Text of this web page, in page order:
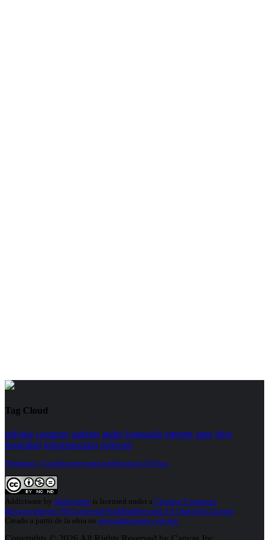
Tag Cloud
telfonia computo gadgets audio fotografia internet apps blog
seguridad infraestructura software
Términos y Condiciones para participar en Trivias.
Addictware by Addictware is licensed under a Creative Commons
Reconocimiento-NoComercial-SinObraDerivada 3.0 Unported License
Creado a partir de la obra en www.addictware.com.mx